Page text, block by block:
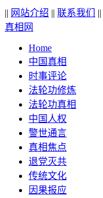
|| 网站介绍 || 联系我们 ||
真相网
Home
中国真相
时事评论
法轮功修炼
法轮功真相
中国人权
警世通言
真相焦点
退党灭共
传统文化
因果报应